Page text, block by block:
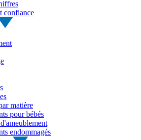
confiance
matière
pour bébés
endommagés